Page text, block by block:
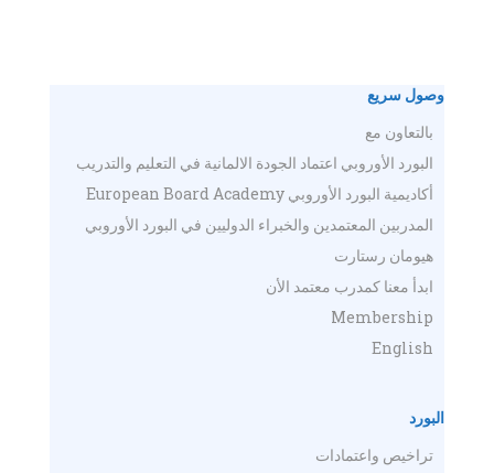
وصول سريع
بالتعاون مع
البورد الأوروبي اعتماد الجودة الالمانية في التعليم والتدريب
أكاديمية البورد الأوروبي European Board Academy
المدربين المعتمدين والخبراء الدوليين في البورد الأوروبي
هيومان رستارت
ابدأ معنا كمدرب معتمد الأن
Membership
English
البورد
تراخيص واعتمادات